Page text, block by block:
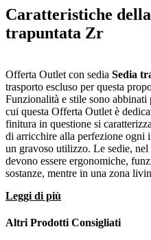
Caratteristiche della
trapuntata Zr
Offerta Outlet con sedia Sedia
trasporto escluso per questa
Funzionalità e stile sono abbinati
cui questa Offerta Outlet è
finitura in questione si
di arricchire alla perfezione ogni
un gravoso utilizzo. Le sedie,
devono essere ergonomiche,
sostanze, mentre in una zona
grazie a linee essenziali o
trapuntatada soggiorno che fa
Leggi di più
Altri Prodotti Consigliati